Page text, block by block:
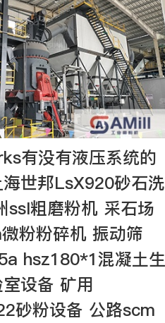
有没有液压系统的
世邦LsX920砂石洗
ssI粗磨粉机 采石场
粉粉碎机 振动筛
hsz180*1混凝土生
设备 矿用
砂粉设备 公路scm